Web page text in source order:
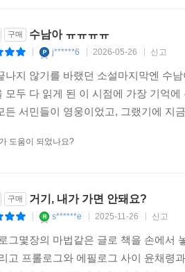
제강점기 한인 여성 디아스포라 3부작
구매 수남아 ㅠㅠㅠㅠ
j******6 2026-05-26 신고
나지 않기를 바랬던 소설마지막엔 수
모두 다 읽게 된 이 시점에 가장 기억
든 서민들이 영웅이었고, 그랬기에 지
도움이 되었나요?
구매 거기, 내가 가면 안돼요?
s******e 2025-11-26 신고
그몇장의 마법같은 글로 책을 손에서
고 프롤로그와 에필로그 사이 윤채령